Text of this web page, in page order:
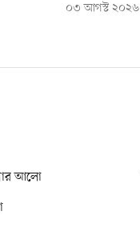
০৩ আগস্ট ২০২৬
আলো